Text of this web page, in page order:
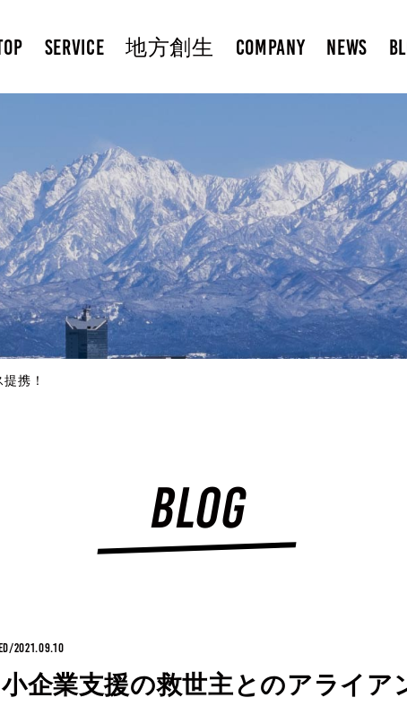
SERVICE 地方創生 COMPANY NEWS
携！
BLOG
2021.09.10
企業支援の救世主とのアライア